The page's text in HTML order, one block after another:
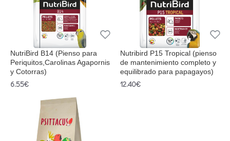
NutriBird B14 (Pienso para
Periquitos,Carolinas Agapornis
y Cotorras)
6.55€
Nutribird P15 Tropical (pienso
de mantenimiento completo y
equilibrado para papagayos)
12.40€